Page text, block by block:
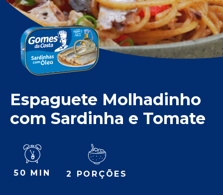
Espaguete Molhadinho
com Sardinha e Tomate
50 MIN 2 PORÇÕES